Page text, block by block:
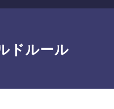
ドルール